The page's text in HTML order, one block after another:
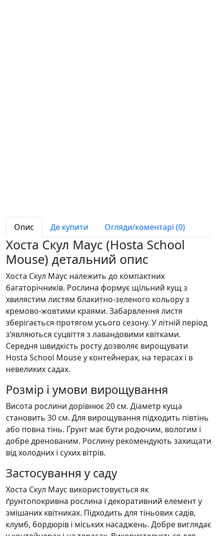
Опис Де купити Огляди/коментарі (0)
Хоста Скул Маус (Hosta School
Mouse) детальний опис
Хоста Скул Маус належить до компактних
багаторічників. Рослина формує щільний кущ з
хвилястим листям блакитно-зеленого кольору з
кремово-жовтими краями. Забарвлення листя
зберігається протягом усього сезону. У літній період
з’являються суцвіття з лавандовими квітками.
Середня швидкість росту дозволяє вирощувати
Hosta School Mouse у контейнерах, на терасах і в
невеликих садах.
Розмір і умови вирощування
Висота рослини дорівнює 20 см. Діаметр куща
становить 30 см. Для вирощування підходить півтінь
або повна тінь. Ґрунт має бути родючим, вологим і
добре дренованим. Рослину рекомендують захищати
від холодних і сухих вітрів.
Застосування у саду
Хоста Скул Маус використовується як
ґрунтопокривна рослина і декоративний елемент у
змішаних квітниках. Підходить для тіньових садів,
клумб, бордюрів і міських насаджень. Добре виглядає